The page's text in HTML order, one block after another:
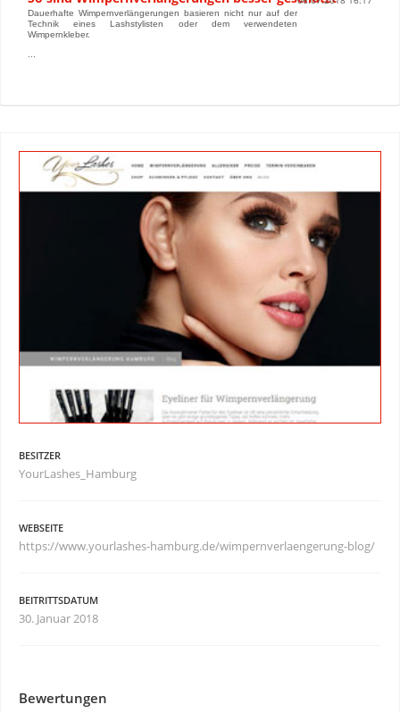
Dauerhafte Wimpernverlängerungen basieren nicht nur auf der
Technik eines Lashstylisten oder dem verwendeten
Wimpernkleber.
BESITZER
YourLashes_Hamburg
WEBSEITE
https://www.yourlashes-hamburg.de/wimpernverlaengerung-blog/
BEITRITTSDATUM
30. Januar 2018
Bewertungen